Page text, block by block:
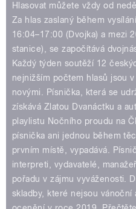
Hlasovat můžete vždy od
Za hlas zaslaný během
16:04–17:00 (Dvojka) a mezi
stanice), se započítává
Každý týden soutěží 12
nejnižším počtem hlasů jsou
novými. Písnička, která se
získává Zlatou Dvanáctku a
playlistu Nočního proudu na
písnička ani jednou během
prvním místě, vypadává.
interpreti, vydavatelé,
pořadu v zájmu vyváženosti.
skladby, které nejsou vánoční